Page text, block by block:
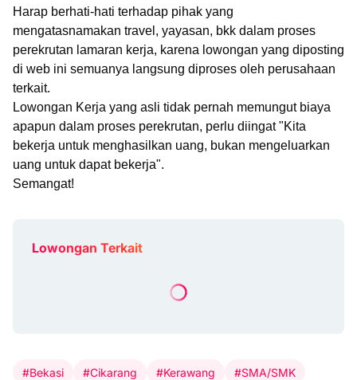
Harap berhati-hati terhadap pihak yang
mengatasnamakan travel, yayasan, bkk dalam proses
perekrutan lamaran kerja, karena lowongan yang diposting
di web ini semuanya langsung diproses oleh perusahaan
terkait.
Lowongan Kerja yang asli tidak pernah memungut biaya
apapun dalam proses perekrutan, perlu diingat "Kita
bekerja untuk menghasilkan uang, bukan mengeluarkan
uang untuk dapat bekerja".
Semangat!
Lowongan Terkait
#Bekasi #Cikarang #Kerawang #SMA/SMK